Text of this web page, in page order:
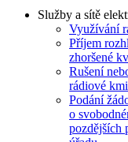
Služby a sítě
Využívání
Příjem
zhoršené
Rušení
rádiové
Podání
o
pozdějších